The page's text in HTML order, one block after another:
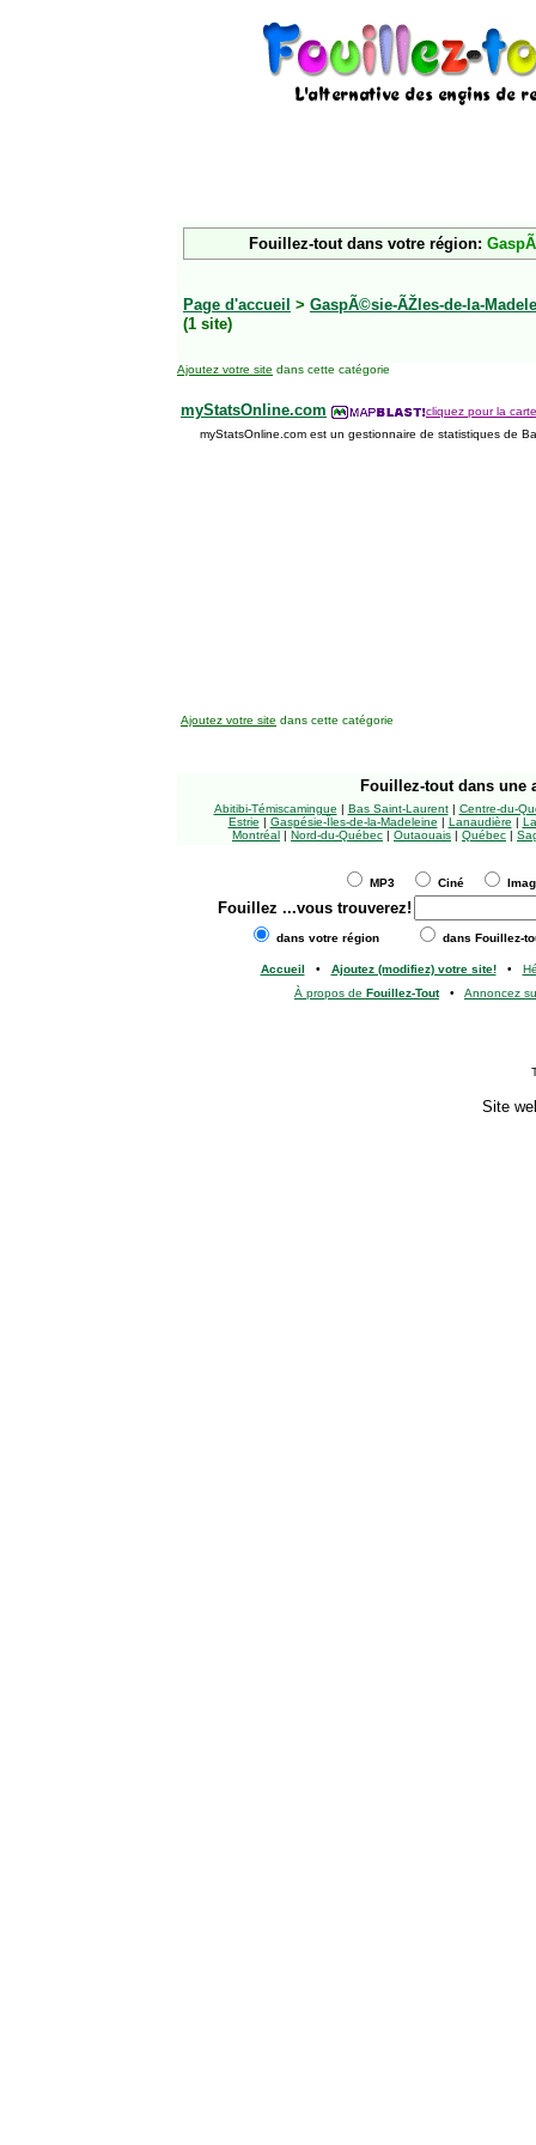
Fouillez-tout dans votre région:
Page d'accueil > GaspÃ©sie-ÃŽles-de-la-
(1 site)
Ajoutez votre site dans cette catégorie
myStatsOnline.com
cliquez pour la
myStatsOnline.com est un gestionnaire de statistiques de
Ajoutez votre site dans cette catégorie
Fouillez-tout dans une
Abitibi-Témiscamingue | Bas Saint-Laurent| Centre-du-
Estrie | Gaspésie-Îles-de-la-Madeleine | Lanaudière |
Montréal | Nord-du-Québec | Outaouais | Québec |
MP3 Ciné
Fouillez ...vous trouverez!
dans votre région dans Fouillez-
Accueil • Ajoutez (modifiez) votre site!•
À propos de Fouillez-Tout• Annoncez
Site